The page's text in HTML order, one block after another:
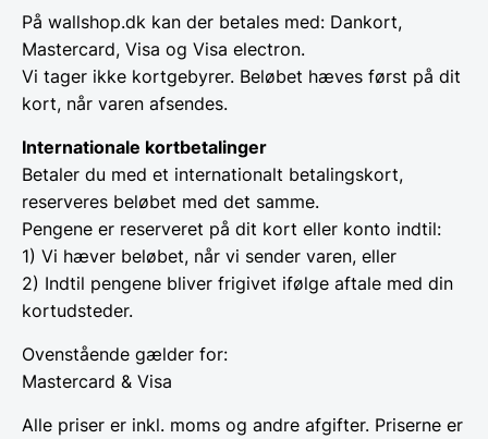
På wallshop.dk kan der betales med: Dankort,
Mastercard, Visa og Visa electron.
Vi tager ikke kortgebyrer. Beløbet hæves først på dit
kort, når varen afsendes.
Internationale kortbetalinger
Betaler du med et internationalt betalingskort,
reserveres beløbet med det samme.
Pengene er reserveret på dit kort eller konto indtil:
1) Vi hæver beløbet, når vi sender varen, eller
2) Indtil pengene bliver frigivet ifølge aftale med din
kortudsteder.
Ovenstående gælder for:
Mastercard & Visa
Alle priser er inkl. moms og andre afgifter. Priserne er